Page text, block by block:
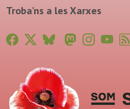
Troba'ns a les Xarxes